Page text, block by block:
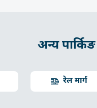
अन्य
रेल मार्ग